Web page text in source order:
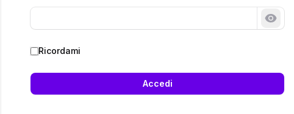
Ricordami
Accedi